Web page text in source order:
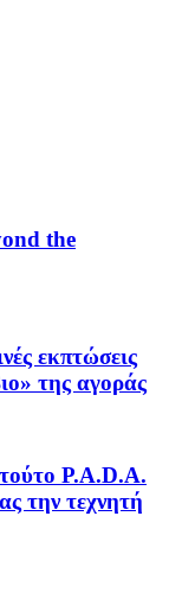
the
εκπτώσεις
της αγοράς
P.A.D.A.
την τεχνητή